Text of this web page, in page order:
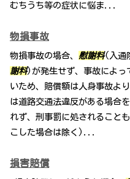
むちうち等の症状に悩ま...
物損事故
物損事故の場合、 慰謝料(入通
謝料)が発生せず、事故によっ
いため、賠償額は人身事故よ
は道路交通法違反がある場合
れず、刑事罰に処されること
こした場合は除く)...
損害賠償